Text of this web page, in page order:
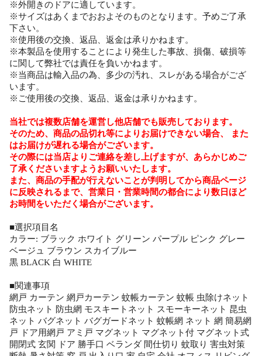
※外開きのドアに適しています。
※サイズはあくまでおおよそのものとなります。予めご了承
下さい。
※使用後の交換、返品、返金は承りかねます。
※本製品を使用することにより発生した事故、損傷、破損等
に関して弊社では責任を負いかねます。
※当商品は輸入品の為、多少の汚れ、スレがある場合がござ
います。
※ご使用後の交換、返品、返金は承りかねます。
当社では複数店舗を運営し他店舗でも販売しております。
そのため、商品の品切れ等によりお届けできない場合、 また
はお届けが遅れる場合がございます。
その際には当店よりご連絡を差し上げますが、あらかじめご
了承くださいますようお願いいたします。
また、商品の手配が行えないことが判明してから商品ページ
に反映されるまで、営業日・営業時間の都合により数日ほど
お時間をいただく場合がございます。
■選択項目名
カラー: ブラック ホワイト グリーン パープル ピンク グレー
ベージュ ブラウン スカイブルー
黒 BLACK 白 WHITE
■関連事項
網戸 カーテン 網戸カーテン 蚊帳カーテン 蚊帳 虫除けネット
防虫ネット 防虫網 モスキートネット スモーキーネット 昆虫
ネット バグネット バグガードネット 蚊帳網 ネット 網 簡易網
戸 ドア用網戸 アミ戸 マグネット マグネット付 マグネット式
開閉式 玄関 ドア 勝手口 ベランダ 間仕切り 蚊取り 害虫対策